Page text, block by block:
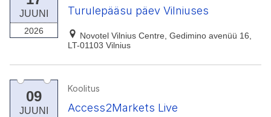
JUUNI
2026
Turulepääsu päev Vilniuses
Novotel Vilnius Centre, Gedimino avenüü 16,
LT-01103 Vilnius
09
JUUNI
Koolitus
Access2Markets Live